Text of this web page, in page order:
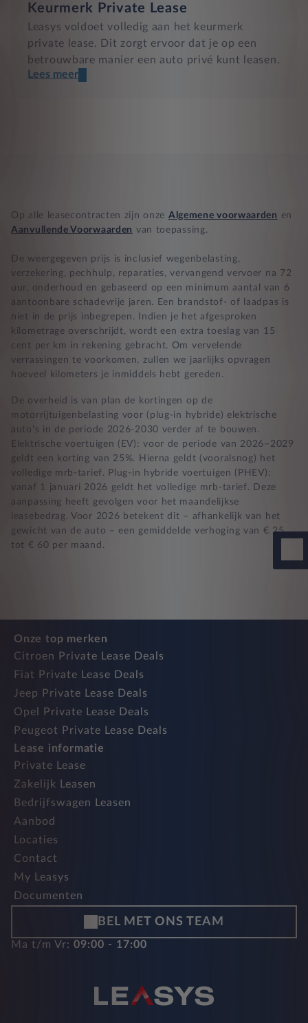
Keurmerk Private Lease
Leasys voldoet volledig aan het keurmerk
private lease. Dit zorgt ervoor dat je op een
betrouwbare manier een auto privé kunt leasen.
Een transparant contract
Zekerheid bij klachten
Lees meer
Op alle leasecontracten zijn onze Algemene voorwaarden en
Aanvullende Voorwaarden van toepassing.
De weergegeven prijs is inclusief wegenbelasting,
verzekering, pechhulp, reparaties, vervangend vervoer na 72
uur, onderhoud en gebaseerd op een minimum aantal van 6
aantoonbare schadevrije jaren. Een brandstof- of laadpas is
niet in de prijs inbegrepen. Indien je het afgesproken
kilometrage overschrijdt, wordt een extra toeslag van 15
cent per km in rekening gebracht. Om vervelende
verrassingen te voorkomen, zullen we jaarlijks opvragen
hoeveel kilometers je inmiddels hebt gereden.
De overheid is van plan de kortingen op de
motorrijtuigenbelasting voor (plug-in hybride) elektrische
auto’s in de periode 2026-2030 verder af te bouwen.
Elektrische voertuigen (EV): voor de periode van 2026–2029
geldt een korting van 25%. Hierna geldt (vooralsnog) het
volledige mrb-tarief. Plug-in hybride voertuigen (PHEV):
vanaf 1 januari 2026 geldt het volledige mrb-tarief. Deze
aanpassing heeft gevolgen voor het maandelijkse
leasebedrag. Voor 2026 betekent dit – afhankelijk van het
gewicht van de auto – een gemiddelde verhoging van € 25
tot € 60 per maand.
Onze top merken
Citroen Private Lease Deals
Fiat Private Lease Deals
Jeep Private Lease Deals
Opel Private Lease Deals
Peugeot Private Lease Deals
Lease informatie
Private Lease
Zakelijk Leasen
Bedrijfswagen Leasen
Aanbod
Locaties
Contact
My Leasys
Documenten
BEL MET ONS TEAM
Ma t/m Vr: 09:00 - 17:00